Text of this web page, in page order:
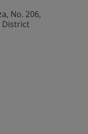
No. 206,
District